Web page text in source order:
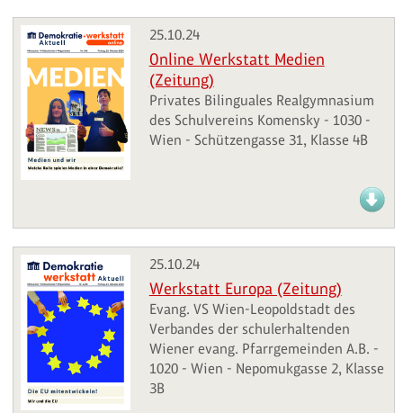
25.10.24
Online Werkstatt Medien
(Zeitung)
Privates Bilinguales Realgymnasium
des Schulvereins Komensky - 1030 -
Wien - Schützengasse 31, Klasse 4B
25.10.24
Werkstatt Europa (Zeitung)
Evang. VS Wien-Leopoldstadt des
Verbandes der schulerhaltenden
Wiener evang. Pfarrgemeinden A.B. -
1020 - Wien - Nepomukgasse 2, Klasse
3B